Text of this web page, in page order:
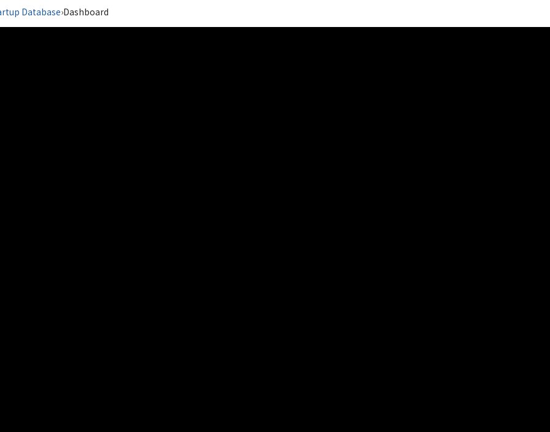
Database›Dashboard